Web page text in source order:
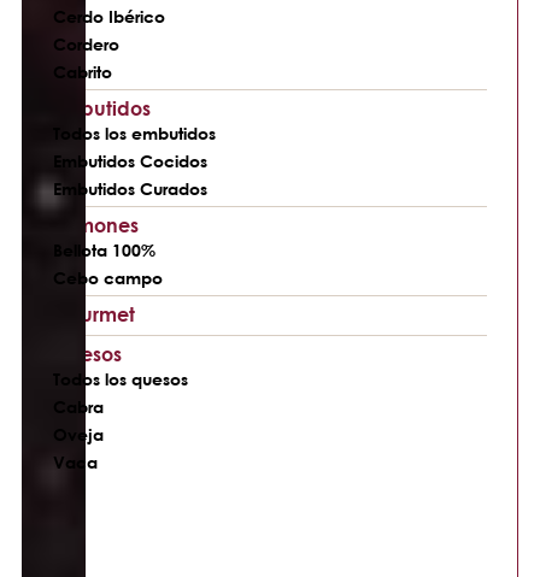
Cerdo Ibérico
Cordero
Cabrito
Embutidos
Todos los embutidos
Embutidos Cocidos
Embutidos Curados
Jamones
Bellota 100%
Cebo campo
Gourmet
Quesos
Todos los quesos
Cabra
Oveja
Vaca